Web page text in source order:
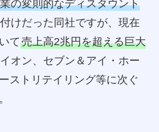
の変則的なディスタウント
けだった同社ですが、現在
て売上高2兆円を超える巨大
オン、セブン＆アイ・ホー
ストリテイリング等に次ぐ